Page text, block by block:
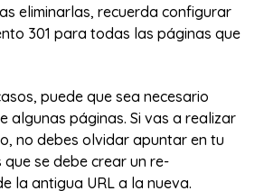
eliminarlas, recuerda configurar
301 para todas las páginas que
puede que sea necesario
algunas páginas. Si vas a realizar
no debes olvidar apuntar en tu
se debe crear un re-
la antigua URL a la nueva.